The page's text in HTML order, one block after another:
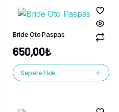
Bride Oto Paspas
650,00₺
Sepete Ekle